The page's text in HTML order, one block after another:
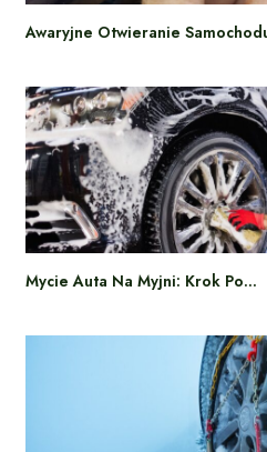
Awaryjne Otwieranie
Mycie Auta Na Myjni: Krok Po…